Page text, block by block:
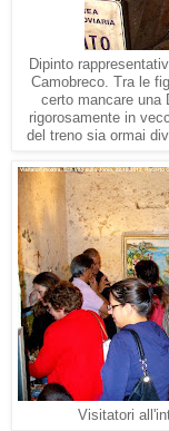
Dipinto
Camobreco. Tra le
certo mancare una
rigorosamente in
del treno sia ormai
Visitatori